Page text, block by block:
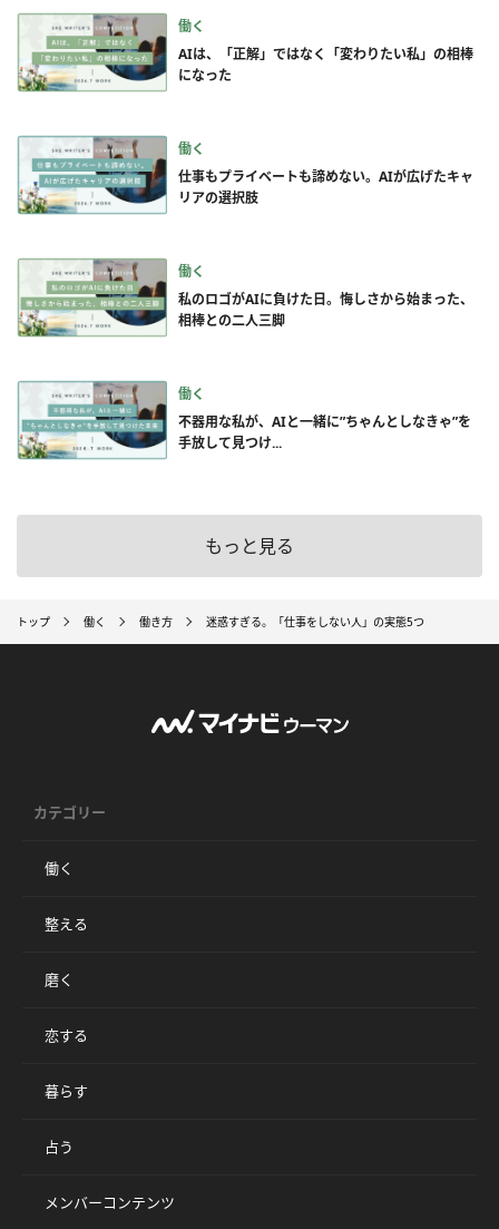
働く
AIは、「正解」ではなく「変わりたい私」の相棒
になった
働く
仕事もプライベートも諦めない。AIが広げたキャ
リアの選択肢
働く
私のロゴがAIに負けた日。悔しさから始まった、
相棒との二人三脚
働く
不器用な私が、AIと一緒に”ちゃんとしなきゃ”を
手放して見つけ...
もっと見る
トップ 働く 働き方 迷惑すぎる。「仕事をしない人」の実態5つ
カテゴリー
働く
整える
磨く
恋する
暮らす
占う
メンバーコンテンツ